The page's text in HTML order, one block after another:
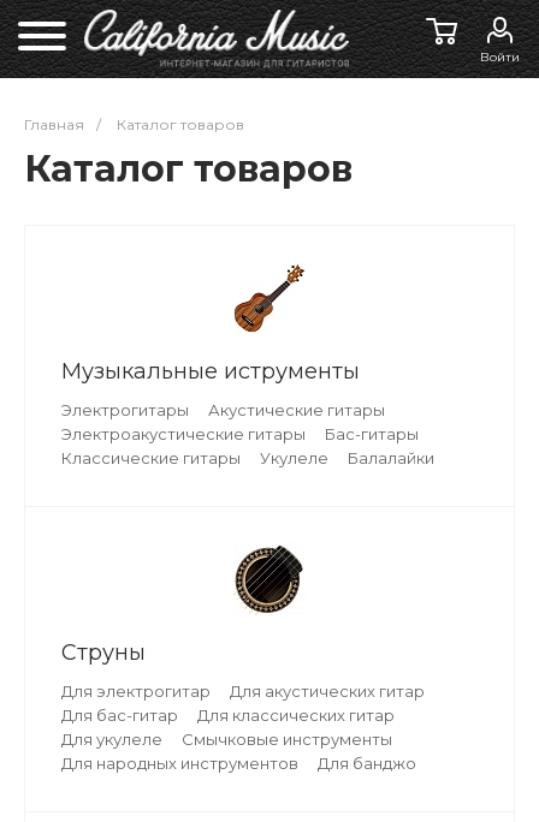
Войти
Главная / Каталог товаров
Каталог товаров
Музыкальные иструменты
Электрогитары
Акустические гитары
Электроакустические гитары
Бас-гитары
Классические гитары
Укулеле Балалайки
Струны
Для электрогитар
Для акустических гитар
Для бас-гитар
Для классических гитар
Для укулеле
Смычковые инструменты
Для народных инструментов
Для банджо